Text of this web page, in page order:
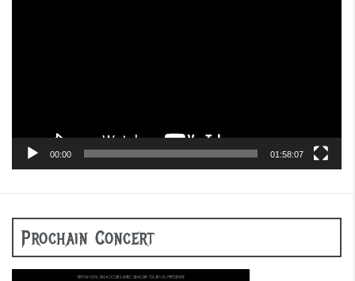
00:00 01:58:07
Prochain Concert